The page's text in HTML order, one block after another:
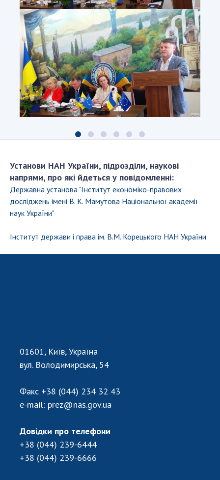
Установи НАН України, підрозділи, наукові
напрями, про які йдеться у повідомленні:
Державна установа "Інститут економіко-правових
досліджень імені В. К. Мамутова Національної академії
наук України"
Інститут держави і права ім. В.М. Корецького НАН України
01601, Київ, Україна
вул. Володимирська, 54
Факс +38 (044) 234 32 43
e-mail: prez@nas.gov.ua
Довідки про телефони
+38 (044) 239-6444
+38 (044) 239-6666